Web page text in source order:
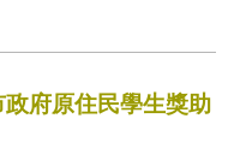
府原住民學生獎助